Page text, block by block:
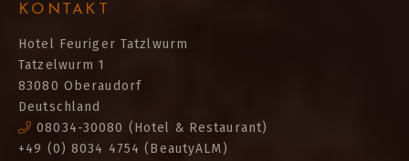
KONTAKT
Hotel Feuriger Tatzlwurm
Tatzelwurm 1
83080 Oberaudorf
Deutschland
08034-30080 (Hotel & Restaurant)
+49 (0) 8034 4754 (BeautyALM)